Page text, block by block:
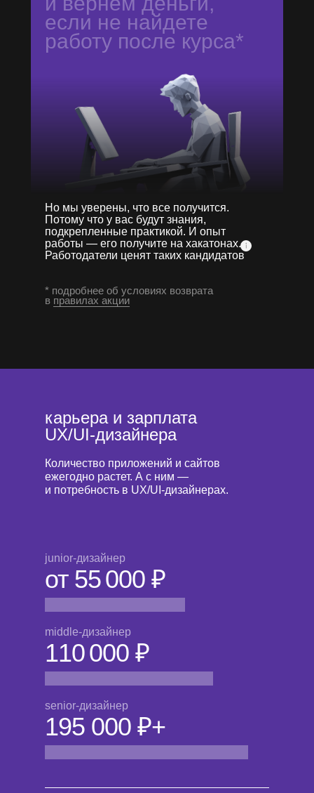
* подробнее об условиях возврата
в правилах акции
Но мы уверены, что все получится.
Потому что у вас будут знания,
подкрепленные практикой. И опыт
работы — его получите на хакатонах.
Работодатели ценят таких кандидатов
если не найдете
работу после курса*
карьера и зарплата
UX/UI-дизайнера
Количество приложений и сайтов
ежегодно растет. А с ним —
и потребность в UX/UI-дизайнерах.
junior-дизайнер
от 55 000 ₽
senior-дизайнер
195 000 ₽+
110 000 ₽
middle-дизайнер